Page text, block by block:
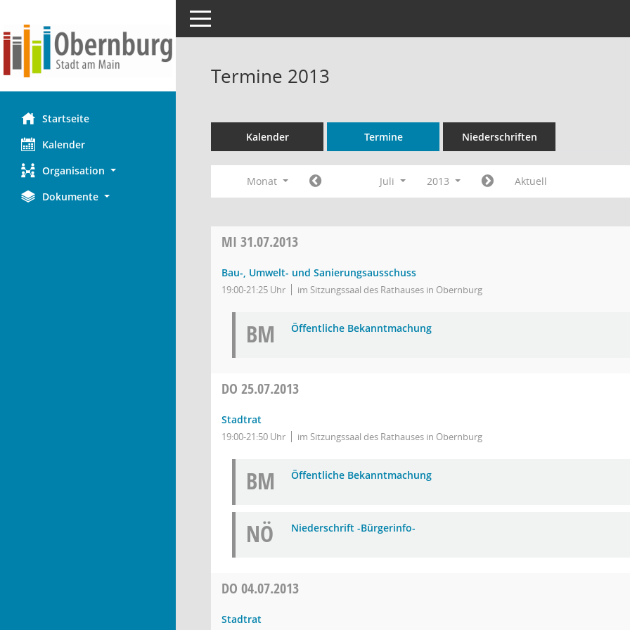
Startseite
Kalender
Organisation
Dokumente
Toggle navigation
Termine 2013
Kalender Termine Niederschriften
Monat Juli 2013 Aktuell
MI 31.07.2013
Bau-, Umwelt- und Sanierungsausschuss
19:00-21:25 Uhr im Sitzungssaal des Rathauses in Obernburg
BM Öffentliche Bekanntmachung
DO 25.07.2013
Stadtrat
19:00-21:50 Uhr im Sitzungssaal des Rathauses in Obernburg
BM Öffentliche Bekanntmachung
NÖ Niederschrift -Bürgerinfo-
DO 04.07.2013
Stadtrat